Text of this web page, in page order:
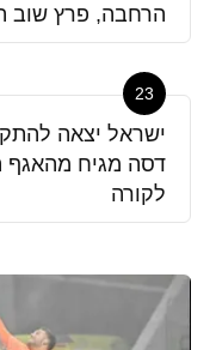
הרחבה, פרץ שוב
23
ישראל יצאה
דסה מגיח מהאגף
לקורה